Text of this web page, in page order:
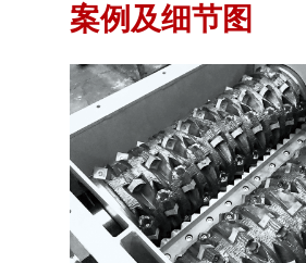
案例及细节图